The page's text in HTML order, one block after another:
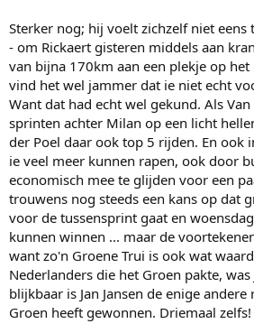
Sterker nog; hij voelt zichzelf niet
- om Rickaert gisteren middels aan
van bijna 170km aan een plekje op
vind het wel jammer dat ie niet echt
Want dat had echt wel gekund. Als
sprinten achter Milan op een licht
der Poel daar ook top 5 rijden. En ook
ie veel meer kunnen rapen, ook door
economisch mee te glijden voor een
trouwens nog steeds een kans op dat
voor de tussensprint gaat en
kunnen winnen ... maar de
want zo'n Groene Trui is ook wat
Nederlanders die het Groen pakte, was
blijkbaar is Jan Jansen de enige
Groen heeft gewonnen. Driemaal zelfs!